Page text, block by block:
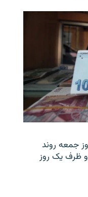
جمعه روند
و ظرف یک روز